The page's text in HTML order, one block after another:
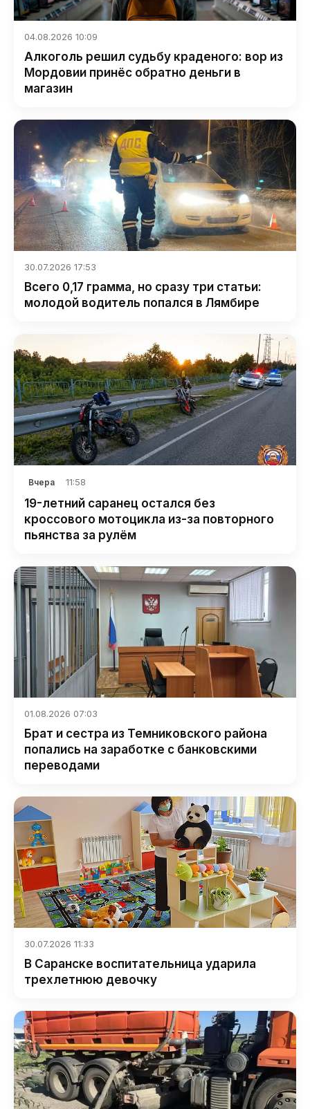
04.08.2026 10:09
Алкоголь решил судьбу краденого: вор из
Мордовии принёс обратно деньги в
магазин
30.07.2026 17:53
Всего 0,17 грамма, но сразу три статьи:
молодой водитель попался в Лямбире
Вчера 11:58
19-летний саранец остался без
кроссового мотоцикла из-за повторного
пьянства за рулём
01.08.2026 07:03
Брат и сестра из Темниковского района
попались на заработке с банковскими
переводами
30.07.2026 11:33
В Саранске воспитательница ударила
трехлетнюю девочку